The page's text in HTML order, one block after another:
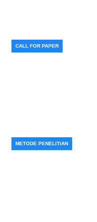
CALL FOR PAPER
METODE PENELITIAN